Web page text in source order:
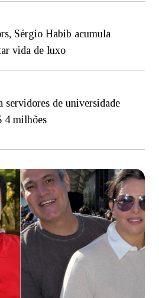
Sérgio Habib acumula
vida de luxo
de universidade
4 milhões